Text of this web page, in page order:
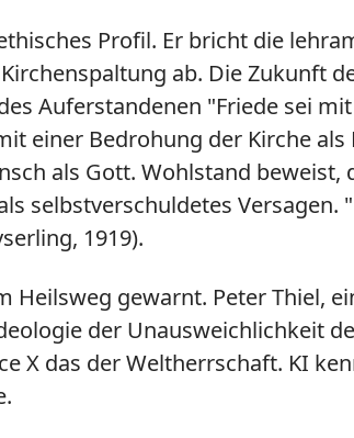
Profil. Er bricht die
ab. Die Zukunft
Auferstandenen "Friede sei
einer Bedrohung der Kirche
als Gott. Wohlstand beweist,
selbstverschuldetes
1919).
Heilsweg gewarnt. Peter Thiel,
der Unausweichlichkeit
X das der Weltherrschaft. KI